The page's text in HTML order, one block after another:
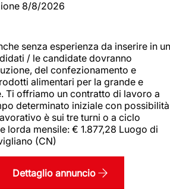
8/8/2026
senza esperienza da inserire in un
/ le candidate dovranno
del confezionamento e
alimentari per la grande e
Ti offriamo un contratto di lavoro a
determinato iniziale con possibilità
è sui tre turni o a ciclo
lorda mensile: € 1.877,28 Luogo di
(CN)
Dettaglio annuncio